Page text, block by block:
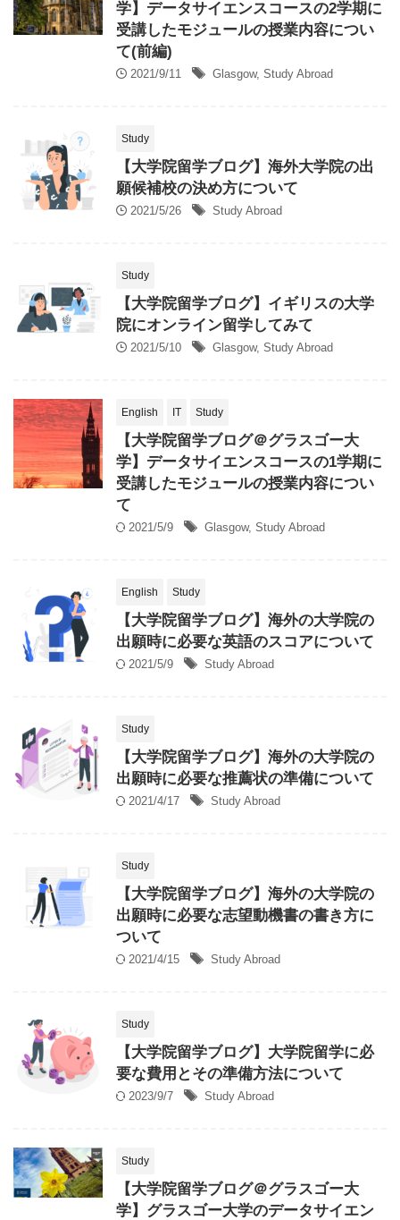
学】データサイエンスコースの2学期に
受講したモジュールの授業内容につい
て(前編)
2021/9/11 Glasgow, Study Abroad
Study
【大学院留学ブログ】海外大学院の出
願候補校の決め方について
2021/5/26 Study Abroad
Study
【大学院留学ブログ】イギリスの大学
院にオンライン留学してみて
2021/5/10 Glasgow, Study Abroad
English IT Study
【大学院留学ブログ＠グラスゴー大
学】データサイエンスコースの1学期に
受講したモジュールの授業内容につい
て
2021/5/9 Glasgow, Study Abroad
English Study
【大学院留学ブログ】海外の大学院の
出願時に必要な英語のスコアについて
2021/5/9 Study Abroad
Study
【大学院留学ブログ】海外の大学院の
出願時に必要な推薦状の準備について
2021/4/17 Study Abroad
Study
【大学院留学ブログ】海外の大学院の
出願時に必要な志望動機書の書き方に
ついて
2021/4/15 Study Abroad
Study
【大学院留学ブログ】大学院留学に必
要な費用とその準備方法について
2023/9/7 Study Abroad
Study
【大学院留学ブログ＠グラスゴー大
学】グラスゴー大学のデータサイエン